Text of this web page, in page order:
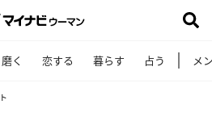
磨く 恋する 暮らす 占う メ